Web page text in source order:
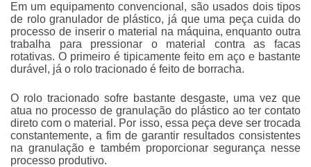
Em um equipamento convencional, são usados dois tipos
de rolo granulador de plástico, já que uma peça cuida do
processo de inserir o material na máquina, enquanto outra
trabalha para pressionar o material contra as facas
rotativas. O primeiro é tipicamente feito em aço e bastante
durável, já o rolo tracionado é feito de borracha.
O rolo tracionado sofre bastante desgaste, uma vez que
atua no processo de granulação do plástico ao ter contato
direto com o material. Por isso, essa peça deve ser trocada
constantemente, a fim de garantir resultados consistentes
na granulação e também proporcionar segurança nesse
processo produtivo.